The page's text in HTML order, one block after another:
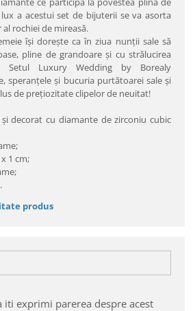
a acestui set de bijuterii se va asorta
rochiei de mireasă.
îşi doreşte ca în ziua nunţii sale să
pline de grandoare şi cu strălucirea
Setul Luxury Wedding by Borealy
speranţele şi bucuria purtătoarei sale şi
de preţiozitate clipelor de neuitat!
decorat cu diamante de zirconiu cubic
1 cm;
produs
iti exprimi parerea despre acest